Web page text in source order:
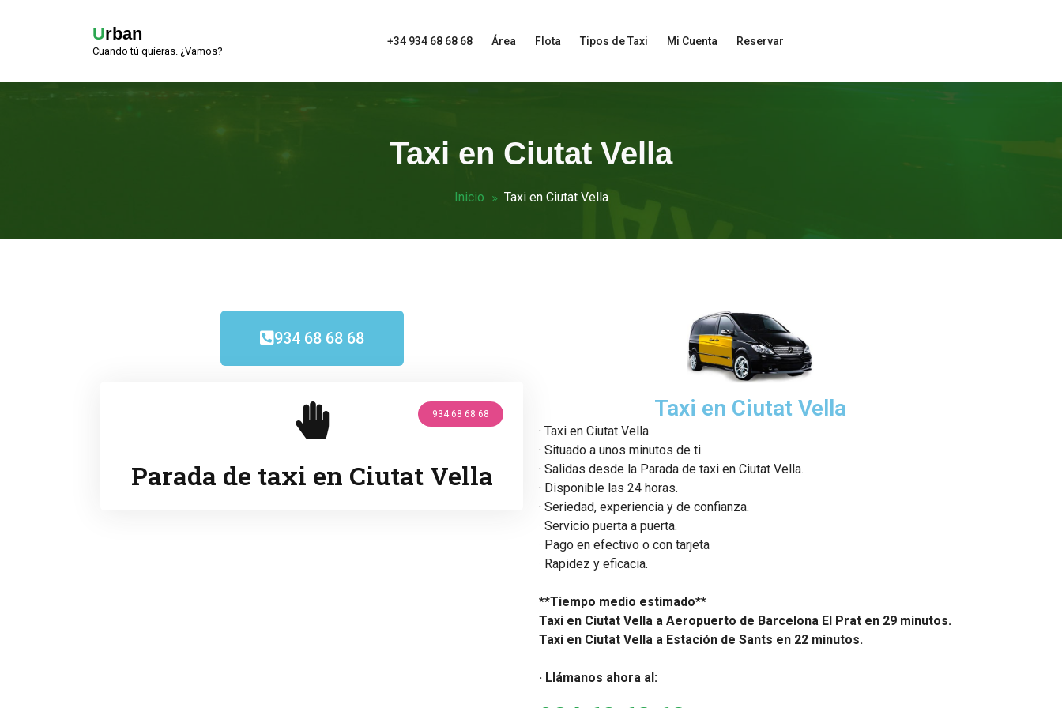
Urban
Cuando tú quieras. ¿Vamos?
+34 934 68 68 68 Área Flota Tipos de Taxi Mi Cuenta Reservar
Taxi en Ciutat Vella
Inicio Taxi en Ciutat Vella
934 68 68 68
934 68 68 68
Parada de taxi en Ciutat Vella
Taxi en Ciutat Vella
· Taxi en Ciutat Vella.
· Situado a unos minutos de ti.
· Salidas desde la Parada de taxi en Ciutat Vella.
· Disponible las 24 horas.
· Seriedad, experiencia y de confianza.
· Servicio puerta a puerta.
· Pago en efectivo o con tarjeta
· Rapidez y eficacia.
**Tiempo medio estimado**
Taxi en Ciutat Vella a Aeropuerto de Barcelona El Prat en 29 minutos.
Taxi en Ciutat Vella a Estación de Sants en 22 minutos.
· Llámanos ahora al: